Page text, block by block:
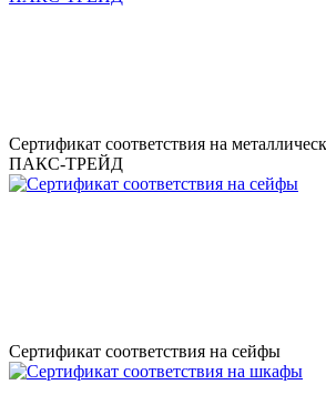
Сертификат соответствия на
ПАКС-ТРЕЙД
Сертификат соответствия на сейфы